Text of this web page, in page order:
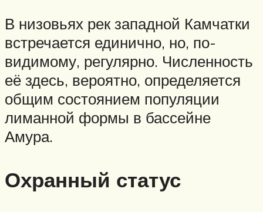
В низовьях рек западной Камчатки
встречается единично, но, по-
видимому, регулярно. Численность
её здесь, вероятно, определяется
общим состоянием популяции
лиманной формы в бассейне
Амура.
Охранный статус